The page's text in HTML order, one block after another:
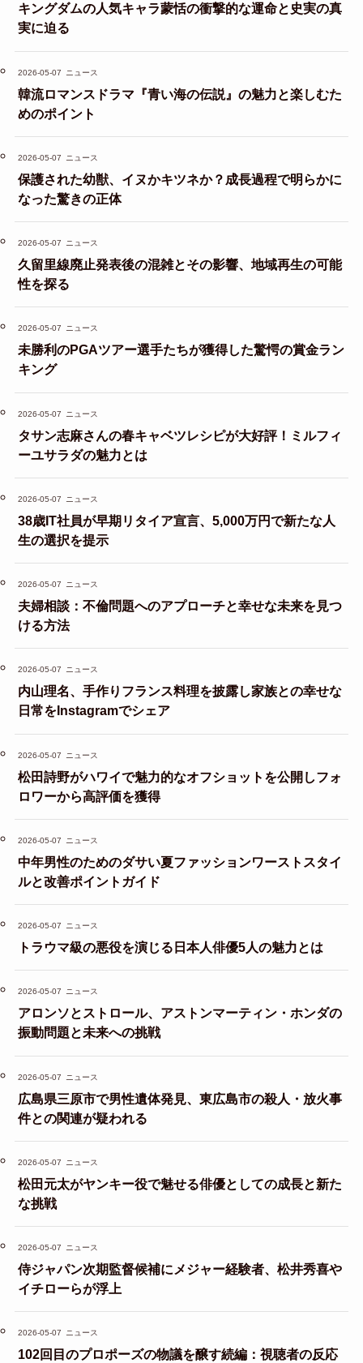
キングダムの人気キャラ蒙恬の衝撃的な運命と史実の真
実に迫る
2026-05-07 ニュース
韓流ロマンスドラマ『青い海の伝説』の魅力と楽しむた
めのポイント
2026-05-07 ニュース
保護された幼獣、イヌかキツネか？成長過程で明らかに
なった驚きの正体
2026-05-07 ニュース
久留里線廃止発表後の混雑とその影響、地域再生の可能
性を探る
2026-05-07 ニュース
未勝利のPGAツアー選手たちが獲得した驚愕の賞金ラン
キング
2026-05-07 ニュース
タサン志麻さんの春キャベツレシピが大好評！ミルフィ
ーユサラダの魅力とは
2026-05-07 ニュース
38歳IT社員が早期リタイア宣言、5,000万円で新たな人
生の選択を提示
2026-05-07 ニュース
夫婦相談：不倫問題へのアプローチと幸せな未来を見つ
ける方法
2026-05-07 ニュース
内山理名、手作りフランス料理を披露し家族との幸せな
日常をInstagramでシェア
2026-05-07 ニュース
松田詩野がハワイで魅力的なオフショットを公開しフォ
ロワーから高評価を獲得
2026-05-07 ニュース
中年男性のためのダサい夏ファッションワーストスタイ
ルと改善ポイントガイド
2026-05-07 ニュース
トラウマ級の悪役を演じる日本人俳優5人の魅力とは
2026-05-07 ニュース
アロンソとストロール、アストンマーティン・ホンダの
振動問題と未来への挑戦
2026-05-07 ニュース
広島県三原市で男性遺体発見、東広島市の殺人・放火事
件との関連が疑われる
2026-05-07 ニュース
松田元太がヤンキー役で魅せる俳優としての成長と新た
な挑戦
2026-05-07 ニュース
侍ジャパン次期監督候補にメジャー経験者、松井秀喜や
イチローらが浮上
2026-05-07 ニュース
102回目のプロポーズの物議を醸す続編：視聴者の反応